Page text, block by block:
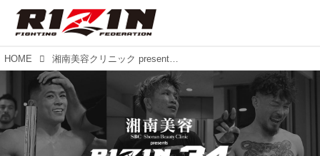
HOME 湘南美容クリニック presents RIZIN.34 BACKSTAGE GALLERY vol.2